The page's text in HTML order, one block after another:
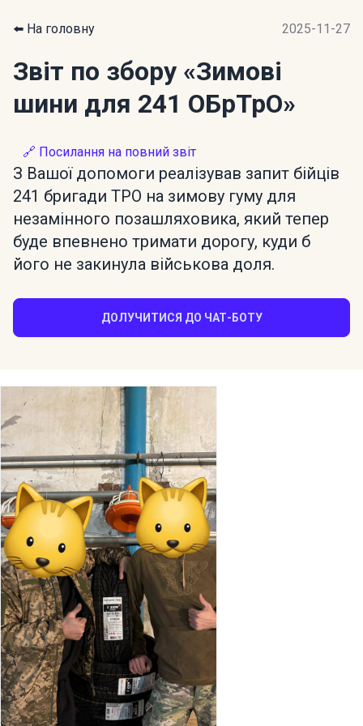
⬅️ На головну 2025-11-27
Звіт по збору «Зимові
шини для 241 ОБрТрО»
🔗 Посилання на повний звіт
З Вашої допомоги реалізував запит бійців
241 бригади ТРО на зимову гуму для
незамінного позашляховика, який тепер
буде впевнено тримати дорогу, куди б
його не закинула військова доля.
ДОЛУЧИТИСЯ ДО ЧАТ-БОТУ